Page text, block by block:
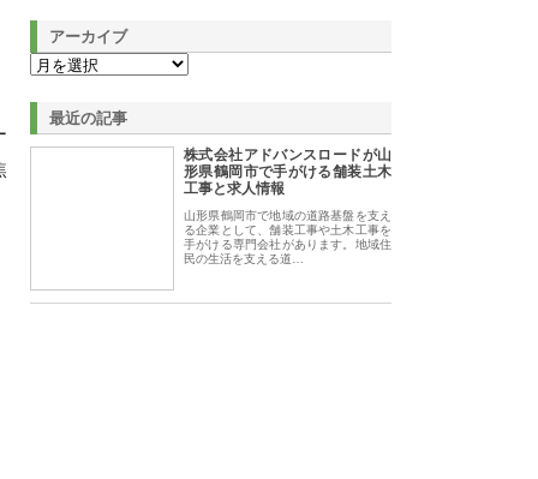
アーカイブ
最近の記事
株式会社アドバンスロードが山
形県鶴岡市で手がける舗装土木
工事と求人情報
山形県鶴岡市で地域の道路基盤を支え
る企業として、舗装工事や土木工事を
手がける専門会社があります。地域住
民の生活を支える道…